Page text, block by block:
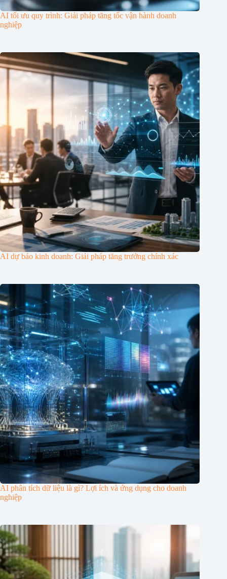
AI tối ưu quy trình: Giải pháp tăng tốc vận hành doanh
nghiệp
AI dự báo kinh doanh: Giải pháp tăng trưởng chính xác
AI phân tích dữ liệu là gì? Lợi ích và ứng dụng cho doanh
nghiệp